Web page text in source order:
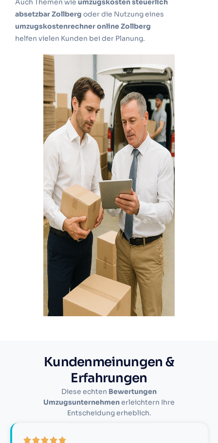
Auch Themen wieumzugskosten steuerlich
absetzbar Zollbergoder die Nutzung eines
umzugskostenrechner online Zollberg
helfen vielen Kunden bei der Planung.
Kundenmeinungen &
Erfahrungen
Diese echten Bewertungen
Umzugsunternehmenerleichtern Ihre
Entscheidung erheblich.